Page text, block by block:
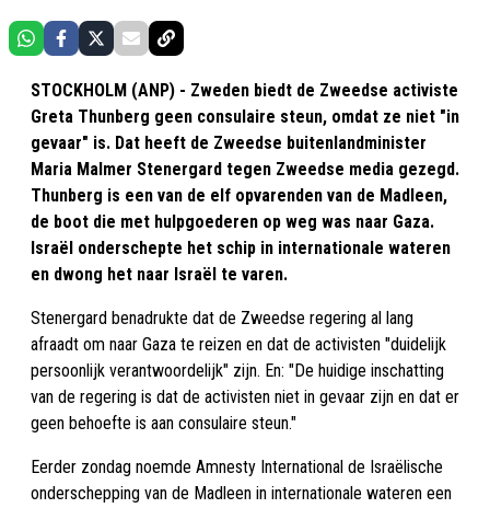
STOCKHOLM (ANP) - Zweden biedt de Zweedse activiste
Greta Thunberg geen consulaire steun, omdat ze niet "in
gevaar" is. Dat heeft de Zweedse buitenlandminister
Maria Malmer Stenergard tegen Zweedse media gezegd.
Thunberg is een van de elf opvarenden van de Madleen,
de boot die met hulpgoederen op weg was naar Gaza.
Israël onderschepte het schip in internationale wateren
en dwong het naar Israël te varen.
Stenergard benadrukte dat de Zweedse regering al lang
afraadt om naar Gaza te reizen en dat de activisten "duidelijk
persoonlijk verantwoordelijk" zijn. En: "De huidige inschatting
van de regering is dat de activisten niet in gevaar zijn en dat er
geen behoefte is aan consulaire steun."
Eerder zondag noemde Amnesty International de Israëlische
onderschepping van de Madleen in internationale wateren een